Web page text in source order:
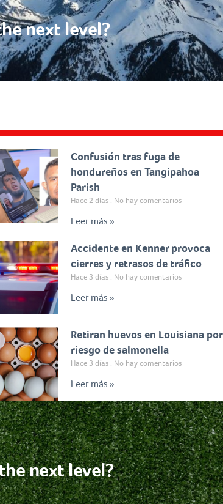
next level?
Confusión tras fuga de
hondureños en Tangipahoa
Parish
Hace 2 días No hay comentarios
Leer más »
Accidente en Kenner provoca
cierres y retrasos de tráfico
Hace 3 días No hay comentarios
Leer más »
Retiran huevos en Louisiana por
riesgo de salmonella
Hace 3 días No hay comentarios
Leer más »
next level?